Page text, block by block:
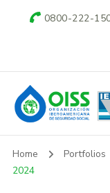
0800-222-
IERIC
Home Portfolios
2024